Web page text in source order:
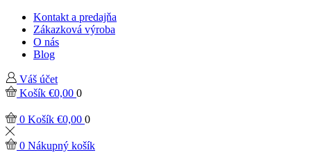
Kontakt a predajňa
Zákazková výroba
O nás
Blog
Váš účet
Košík €0,00 0
0 Košík €0,00 0
0 Nákupný košík